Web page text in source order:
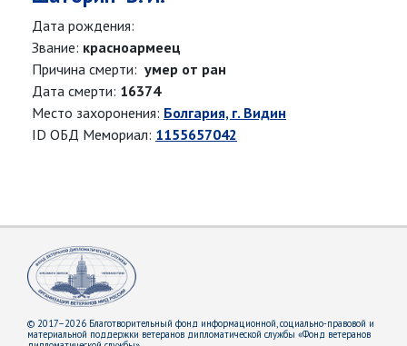
Дата рождения:
Звание: красноармеец
Причина смерти: умер от ран
Дата смерти: 16374
Место захоронения: Болгария, г. Видин
ID ОБД Мемориал: 1155657042
© 2017–2026 Благотворительный фонд информационной, социально-правовой и
материальной поддержки ветеранов дипломатической службы «Фонд ветеранов